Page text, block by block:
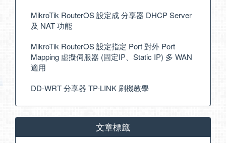
MikroTik RouterOS 設定成 分享器 DHCP Server
及 NAT 功能
MikroTik RouterOS 設定指定 Port 對外 Port
Mapping 虛擬伺服器 (固定IP、Static IP) 多 WAN
適用
DD-WRT 分享器 TP-LINK 刷機教學
文章標籤